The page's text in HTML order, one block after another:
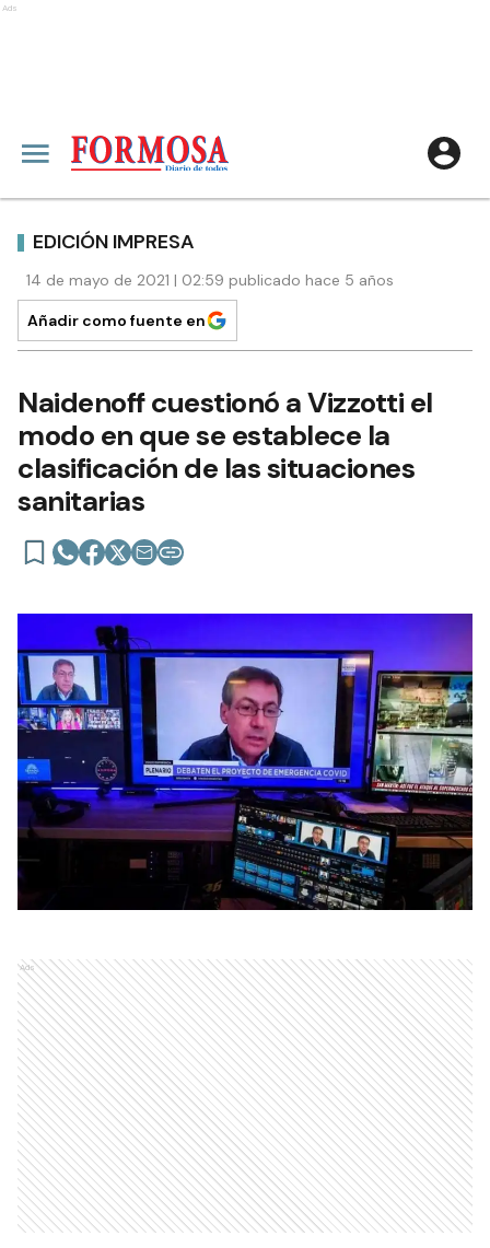
Ads
EDICIÓN IMPRESA
14 de mayo de 2021 | 02:59 publicado hace 5 años
Añadir como fuente en
Naidenoff cuestionó a Vizzotti el
modo en que se establece la
clasificación de las situaciones
sanitarias
Ads